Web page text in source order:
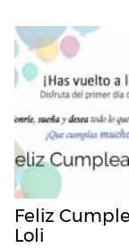
Feliz
Loli